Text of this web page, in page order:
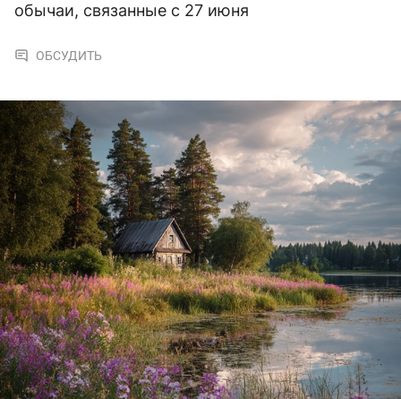
обычаи, связанные с 27 июня
ОБСУДИТЬ